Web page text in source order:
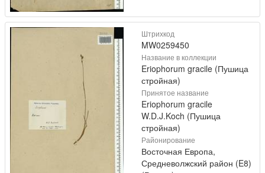
Штрихкод
MW0259450
Название в коллекции
Eriophorum gracile (Пушица
стройная)
Принятое название
Eriophorum gracile
W.D.J.Koch (Пушица
стройная)
Районирование
Восточная Европа,
Средневолжский район (E8)